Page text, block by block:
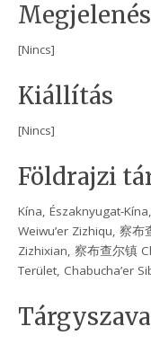
Megjelenés
[Nincs]
Kiállítás
[Nincs]
Földrajzi
Kína, Északnyugat-
Weiwu’er Zizhiqu, 察
Zizhixian, 察布查尔镇
Terület, Chabucha’er